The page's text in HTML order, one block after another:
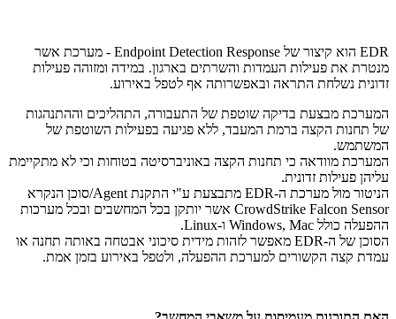
EDR הוא קיצור של Endpoint Detection Response - מערכת אשר
מנטרת את פעילות העמדות והשרתים בארגון. במידה ומזוהה פעילות
זדונית נשלחת התראה ובאפשרותה אף לטפל באירוע.
המערכת מבצעת בדיקה שוטפת של התעבורה, התהליכים וההתנהגות
של תחנות הקצה ברמת המעבד, ללא פגיעה בפעילות השוטפת של
המשתמש.
המערכת מוודאה כי תחנות הקצה באוניברסיטה בטוחות וכי לא מתקיימת
עליהן פעילות זדונית.
הניטור מול מערכת ה-EDR מתבצעת ע"י התקנת Agent/סוכן הנקרא
CrowdStrike Falcon Sensor אשר יותקן בכל המחשבים ובכל מערכות
ההפעלה כולל Windows, Mac ו-Linux.
הסוכן של ה-EDR מאפשר לזהות מידית סיכוני אבטחה באותה תחנה או
עמדת קצה הקשורים למערכת ההפעלה, ולטפל באירוע בזמן אמת.